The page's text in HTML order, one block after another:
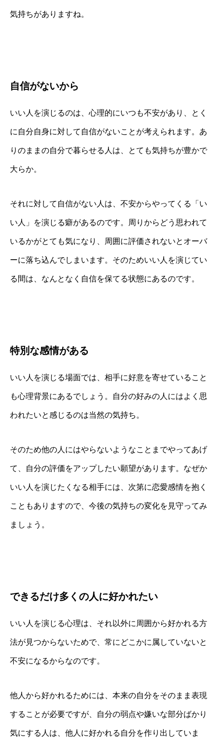
気持ちがありますね。
自信がないから
いい人を演じるのは、心理的にいつも不安があり、とく
に自分自身に対して自信がないことが考えられます。あ
りのままの自分で暮らせる人は、とても気持ちが豊かで
大らか。
それに対して自信がない人は、不安からやってくる「い
い人」を演じる癖があるのです。周りからどう思われて
いるかがとても気になり、周囲に評価されないとオーバ
ーに落ち込んでしまいます。そのためいい人を演じてい
る間は、なんとなく自信を保てる状態にあるのです。
特別な感情がある
いい人を演じる場面では、相手に好意を寄せていること
も心理背景にあるでしょう。自分の好みの人にはよく思
われたいと感じるのは当然の気持ち。
そのため他の人にはやらないようなことまでやってあげ
て、自分の評価をアップしたい願望があります。なぜか
いい人を演じたくなる相手には、次第に恋愛感情を抱く
こともありますので、今後の気持ちの変化を見守ってみ
ましょう。
できるだけ多くの人に好かれたい
いい人を演じる心理は、それ以外に周囲から好かれる方
法が見つからないためで、常にどこかに属していないと
不安になるからなのです。
他人から好かれるためには、本来の自分をそのまま表現
することが必要ですが、自分の弱点や嫌いな部分ばかり
気にする人は、他人に好かれる自分を作り出していま